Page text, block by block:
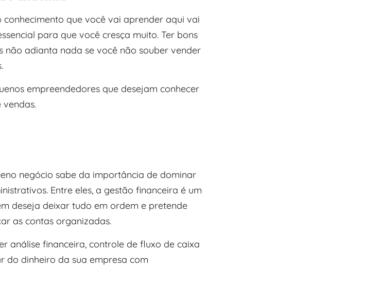
que você vai aprender aqui vai
para que você cresça muito. Ter bons
não adianta nada se você não souber vender
empreendedores que desejam conhecer
vendas.
negócio sabe da importância de dominar
Entre eles, a gestão financeira é um
deseja deixar tudo em ordem e pretende
as contas organizadas.
análise financeira, controle de fluxo de caixa
do dinheiro da sua empresa com